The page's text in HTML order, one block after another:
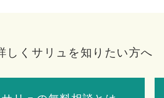
しくサリュを知りたい方へ